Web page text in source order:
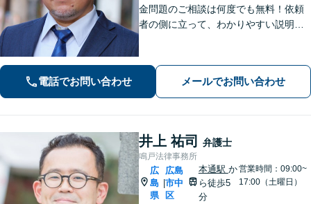
金問題のご相談は何度でも無料！依頼
者の側に立って、わかりやすい説明を
軽にご相談ください【WEB面談可】
【広島電鉄舟入町駅・土橋駅徒歩5分】
電話でお問い合わせ メールでお問い合わせ
井上 祐司 弁護士
鳴戸法律事務所
広
島
県
|
広島
市中
区
本通駅 か
ら徒歩5
分
営業時間：09:00~
17:00（土曜日）